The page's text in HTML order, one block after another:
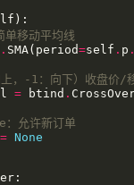
移动平均线
. SMA(period=self . p .
，-1：向下）收盘价/
= btind .
允许新订单
= None